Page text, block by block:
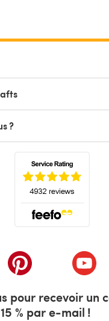
?
un nouvel onglet)
(s'ouvre dans un
pour recevoir un
% par e-mail !